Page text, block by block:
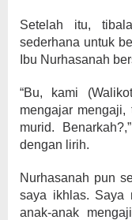
Setelah itu,
sederhana untuk
Ibu Nurhasanah
“Bu, kami
mengajar
murid.
dengan lirih.
Nurhasanah pun
saya ikhlas. Saya
anak-anak